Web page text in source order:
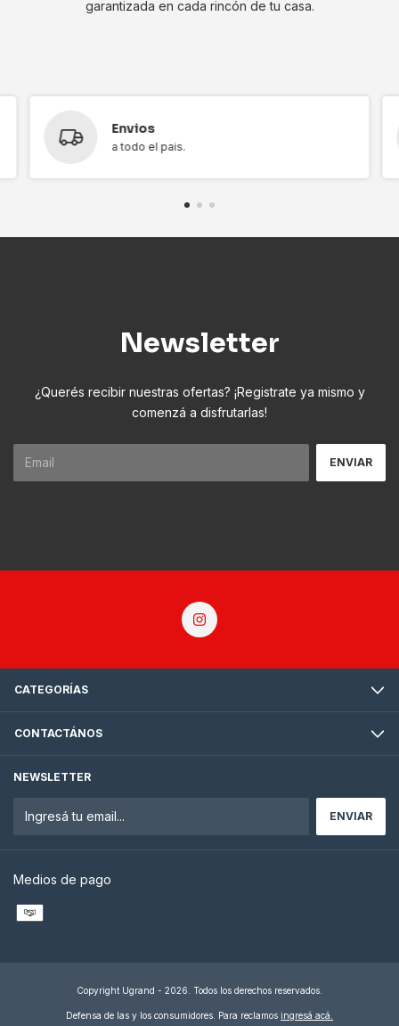
garantizada en cada rincón de tu casa.
Envios
a todo el pais.
Newsletter
¿Querés recibir nuestras ofertas? ¡Registrate ya mismo y
comenzá a disfrutarlas!
CATEGORÍAS
CONTACTÁNOS
NEWSLETTER
Medios de pago
Copyright Ugrand - 2026. Todos los derechos reservados.
Defensa de las y los consumidores. Para reclamos ingresá acá.